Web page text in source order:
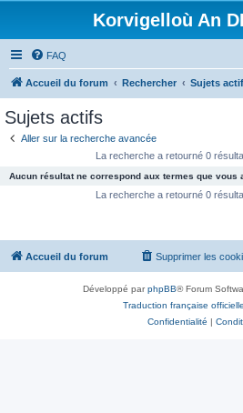
Korvigelloù An
FAQ
Accueil du forum Rechercher Sujets
Sujets actifs
Aller sur la recherche avancée
La recherche a retourné 0
Aucun résultat ne correspond aux termes que vous
La recherche a retourné 0
Accueil du forum Supprimer les
Développé parphpBB® Forum
Traduction française officielle
Confidentialité |